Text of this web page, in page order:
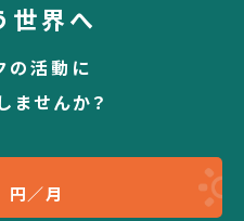
世界へ
の活動に
ませんか？
円／月